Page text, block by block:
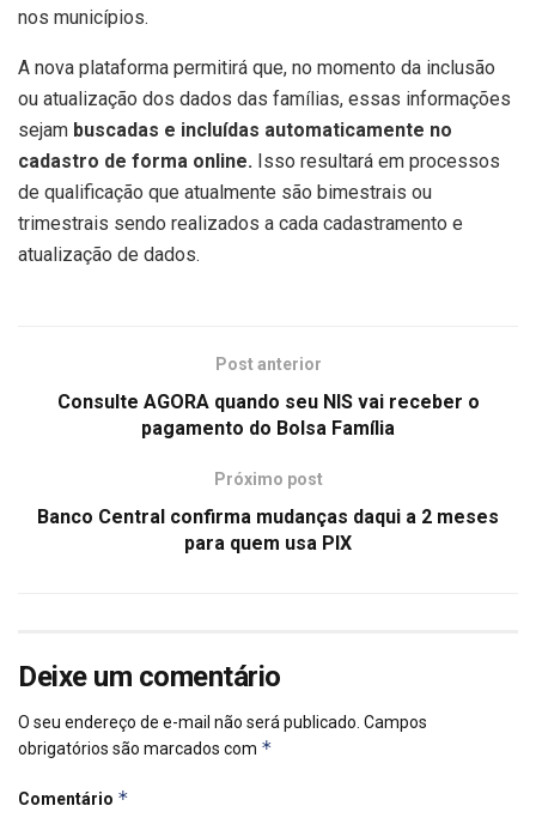
nos municípios.
A nova plataforma permitirá que, no momento da inclusão
ou atualização dos dados das famílias, essas informações
sejam buscadas e incluídas automaticamente no
cadastro de forma online. Isso resultará em processos
de qualificação que atualmente são bimestrais ou
trimestrais sendo realizados a cada cadastramento e
atualização de dados.
Post anterior
Consulte AGORA quando seu NIS vai receber o
pagamento do Bolsa Família
Próximo post
Banco Central confirma mudanças daqui a 2 meses
para quem usa PIX
Deixe um comentário
O seu endereço de e-mail não será publicado. Campos
obrigatórios são marcados com *
Comentário *